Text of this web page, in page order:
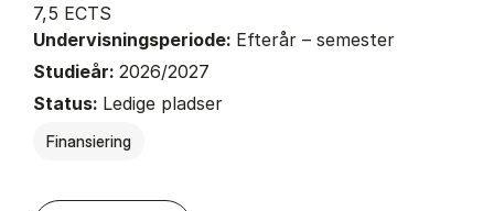
7,5 ECTS
Undervisningsperiode: Efterår – semester
Studieår: 2026/2027
Status: Ledige pladser
Finansiering